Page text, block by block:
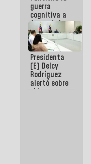
caos
guerra
cognitiva a
favor de la
narrativa
hegemónica?
(1)
Presidenta
(E) Delcy
Rodríguez
alertó sobre
el impacto